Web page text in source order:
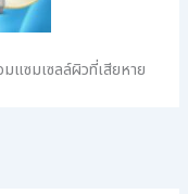
แซมเซลล์ผิวที่เสียหาย